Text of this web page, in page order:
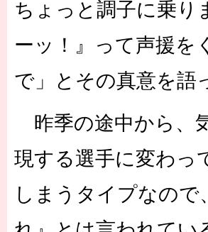
ちょっと調子に乗り
ーッ！』って声援を
で」とその真意を語
昨季の途中から、
現する選手に変わっ
しまうタイプなの